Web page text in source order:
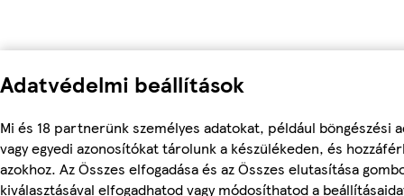
Adatvédelmi beállítások
Mi és 18 partnerünk személyes adatokat, például böngészési
vagy egyedi azonosítókat tárolunk a készülékeden, és
azokhoz. Az Összes elfogadása és az Összes elutasítása
kiválasztásával elfogadhatod vagy módosíthatod a